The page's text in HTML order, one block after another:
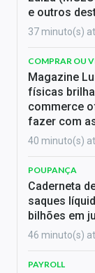
e outros
37 minuto(s)
COMPRAR OU
Magazine
físicas
commerce
fazer com
40 minuto(s)
POUPANÇA
Caderneta
saques
bilhões em
46 minuto(s)
PAYROLL